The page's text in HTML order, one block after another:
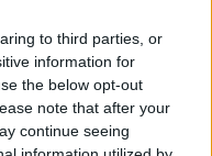
to third parties, or
information for
the below opt-out
note that after your
continue seeing